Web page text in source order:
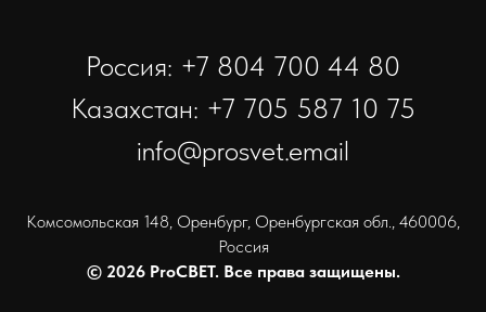
Россия: +7 804 700 44 80
Казахстан: +7 705 587 10 75
info@prosvet.email
Комсомольская 148, Оренбург, Оренбургская обл., 460006,
Россия
© 2026 ProСВЕТ. Все права защищены.